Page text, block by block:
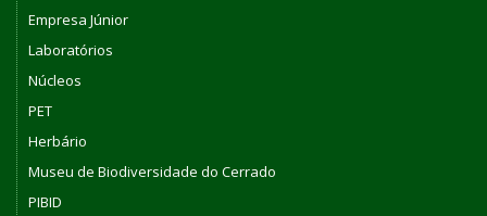
Empresa Júnior
Laboratórios
Núcleos
PET
Herbário
Museu de Biodiversidade do Cerrado
PIBID